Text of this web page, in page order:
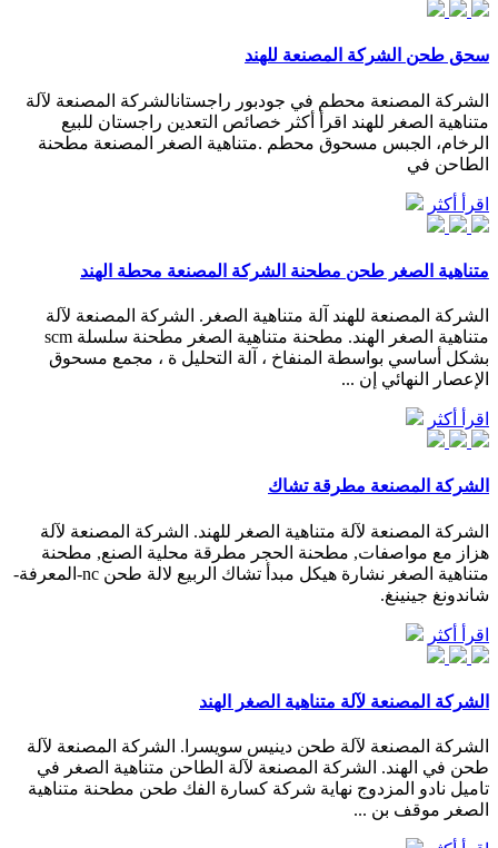
سحق طحن الشركة المصنعة للهند
الشركة المصنعة محطم في جودبور راجستانالشركة المصنعة لآلة
متناهية الصغر للهند اقرأ أكثر خصائص التعدين راجستان للبيع
الرخام، الجبس مسحوق محطم .متناهية الصغر المصنعة مطحنة
الطاحن في
اقرأ أكثر
متناهية الصغر طحن مطحنة الشركة المصنعة محطة الهند
الشركة المصنعة للهند آلة متناهية الصغر. الشركة المصنعة لآلة
متناهية الصغر الهند. مطحنة متناهية الصغر مطحنة سلسلة scm
بشكل أساسي بواسطة المنفاخ ، آلة التحليل ة ، مجمع مسحوق
الإعصار النهائي إن ...
اقرأ أكثر
الشركة المصنعة مطرقة تشاك
الشركة المصنعة لآلة متناهية الصغر للهند. الشركة المصنعة لآلة
هزاز مع مواصفات, مطحنة الحجر مطرقة محلية الصنع, مطحنة
متناهية الصغر نشارة هيكل مبدأ تشاك الربيع لالة طحن nc-المعرفة-
شاندونغ جينينغ.
اقرأ أكثر
الشركة المصنعة لآلة متناهية الصغر الهند
الشركة المصنعة لآلة طحن دينيس سويسرا. الشركة المصنعة لآلة
طحن في الهند. الشركة المصنعة لآلة الطاحن متناهية الصغر في
تاميل نادو المزدوج نهاية شركة كسارة الفك طحن مطحنة متناهية
الصغر موقف بن ...